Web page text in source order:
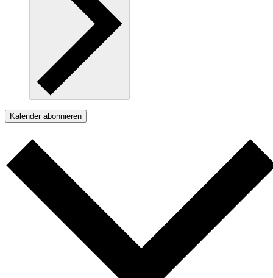
Kalender abonnieren